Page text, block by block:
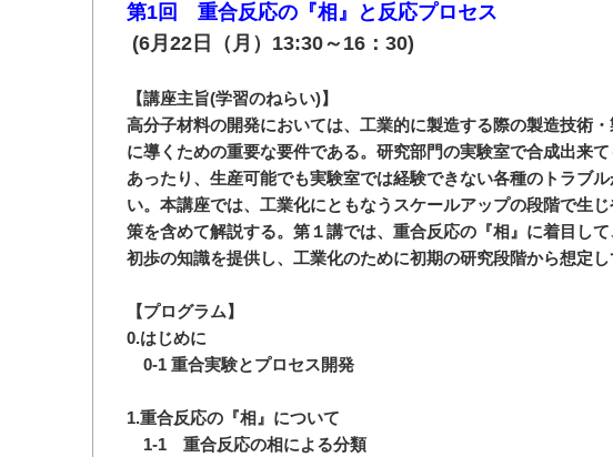
第1回 重合反応の『相』と反応プロセス
(6月22日（月）13:30～16：30)
【講座主旨(学習のねらい)】
高分子材料の開発においては、工業的に製造する際の製造技術
に導くための重要な要件である。研究部門の実験室で合成出来
あったり、生産可能でも実験室では経験できない各種のトラブ
い。本講座では、工業化にともなうスケールアップの段階で生
策を含めて解説する。第１講では、重合反応の『相』に着目し
初歩の知識を提供し、工業化のために初期の研究段階から想定
【プログラム】
0.はじめに
0-1 重合実験とプロセス開発
1.重合反応の『相』について
1-1 重合反応の相による分類